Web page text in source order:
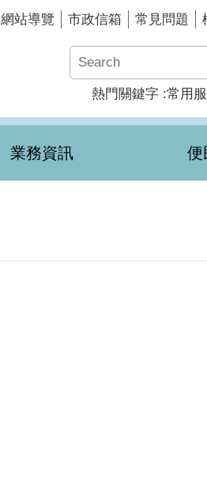
網站導覽 市政信箱 常見問題
熱門關鍵字 常用
業務資訊 便